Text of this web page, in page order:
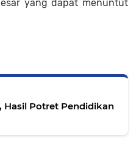
yang dapat menuntut
Hasil Potret Pendidikan